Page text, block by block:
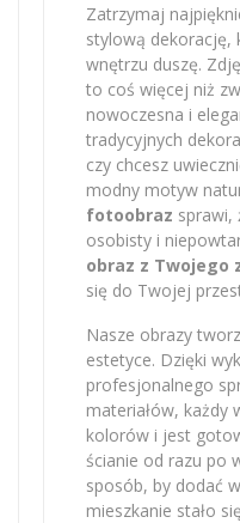
Zatrzymaj
stylową dekorację,
wnętrzu duszę.
to coś więcej niż
nowoczesna i
tradycyjnych
czy chcesz
modny motyw
fotoobraz sprawi,
osobisty i
obraz z Twojego
się do Twojej
Nasze obrazy
estetyce. Dzięki
profesjonalnego
materiałów, każdy
kolorów i jest
ścianie od razu po
sposób, by dodać
mieszkanie stało